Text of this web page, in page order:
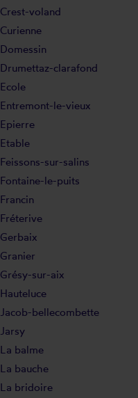
Crest-voland
Curienne
Domessin
Drumettaz-clarafond
Ecole
Entremont-le-vieux
Epierre
Etable
Feissons-sur-salins
Fontaine-le-puits
Francin
Fréterive
Gerbaix
Granier
Grésy-sur-aix
Hauteluce
Jacob-bellecombette
Jarsy
La balme
La bauche
La bridoire